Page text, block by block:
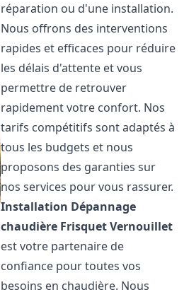
réparation ou d'une installation.
Nous offrons des interventions
rapides et efficaces pour réduire
les délais d'attente et vous
permettre de retrouver
rapidement votre confort. Nos
tarifs compétitifs sont adaptés à
tous les budgets et nous
proposons des garanties sur
nos services pour vous rassurer.
Installation Dépannage
chaudière FrisquetVernouillet
est votre partenaire de
confiance pour toutes vos
besoins en chaudière. Nous